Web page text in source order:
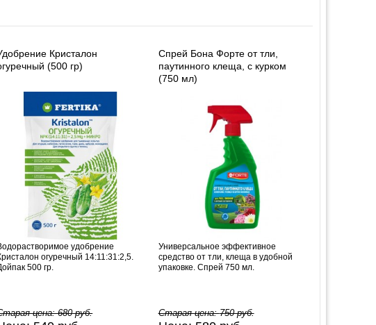
Кристалон
(500 гр)
удобрение
огуречный 14:11:31:2,5.
500 гр.
цена:680руб.
Спрей Бона Форте от тли,
паутинного клеща, с курком
(750 мл)
Универсальное эффективное
средство от тли, клеща в удобной
упаковке. Спрей 750 мл.
Старая цена:750руб.